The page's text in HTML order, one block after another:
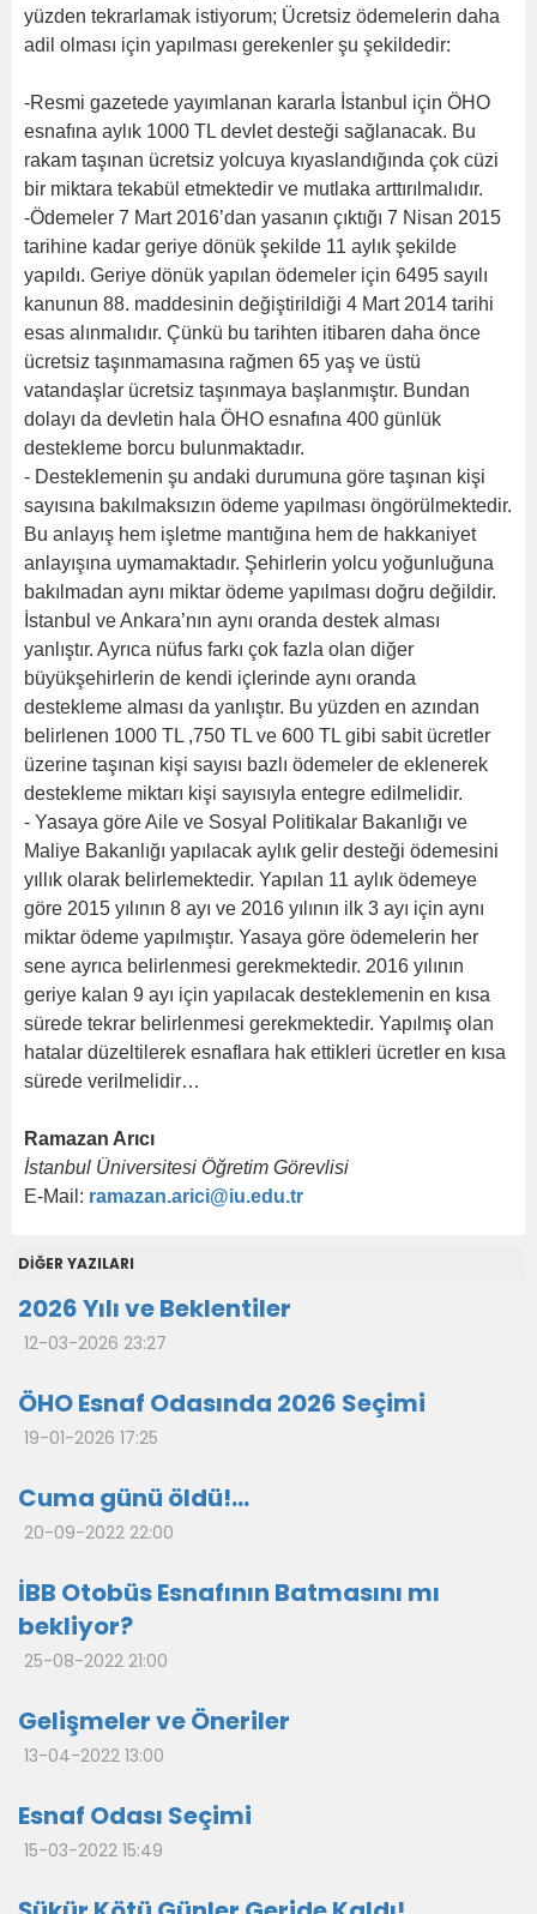
yüzden tekrarlamak istiyorum; Ücretsiz ödemelerin daha
adil olması için yapılması gerekenler şu şekildedir:
-Resmi gazetede yayımlanan kararla İstanbul için ÖHO
esnafına aylık 1000 TL devlet desteği sağlanacak. Bu
rakam taşınan ücretsiz yolcuya kıyaslandığında çok cüzi
bir miktara tekabül etmektedir ve mutlaka arttırılmalıdır.
-Ödemeler 7 Mart 2016’dan yasanın çıktığı 7 Nisan 2015
tarihine kadar geriye dönük şekilde 11 aylık şekilde
yapıldı. Geriye dönük yapılan ödemeler için 6495 sayılı
kanunun 88. maddesinin değiştirildiği 4 Mart 2014 tarihi
esas alınmalıdır. Çünkü bu tarihten itibaren daha önce
ücretsiz taşınmamasına rağmen 65 yaş ve üstü
vatandaşlar ücretsiz taşınmaya başlanmıştır. Bundan
dolayı da devletin hala ÖHO esnafına 400 günlük
destekleme borcu bulunmaktadır.
- Desteklemenin şu andaki durumuna göre taşınan kişi
sayısına bakılmaksızın ödeme yapılması öngörülmektedir.
Bu anlayış hem işletme mantığına hem de hakkaniyet
anlayışına uymamaktadır. Şehirlerin yolcu yoğunluğuna
bakılmadan aynı miktar ödeme yapılması doğru değildir.
İstanbul ve Ankara’nın aynı oranda destek alması
yanlıştır. Ayrıca nüfus farkı çok fazla olan diğer
büyükşehirlerin de kendi içlerinde aynı oranda
destekleme alması da yanlıştır. Bu yüzden en azından
belirlenen 1000 TL ,750 TL ve 600 TL gibi sabit ücretler
üzerine taşınan kişi sayısı bazlı ödemeler de eklenerek
destekleme miktarı kişi sayısıyla entegre edilmelidir.
- Yasaya göre Aile ve Sosyal Politikalar Bakanlığı ve
Maliye Bakanlığı yapılacak aylık gelir desteği ödemesini
yıllık olarak belirlemektedir. Yapılan 11 aylık ödemeye
göre 2015 yılının 8 ayı ve 2016 yılının ilk 3 ayı için aynı
miktar ödeme yapılmıştır. Yasaya göre ödemelerin her
sene ayrıca belirlenmesi gerekmektedir. 2016 yılının
geriye kalan 9 ayı için yapılacak desteklemenin en kısa
sürede tekrar belirlenmesi gerekmektedir. Yapılmış olan
hatalar düzeltilerek esnaflara hak ettikleri ücretler en kısa
sürede verilmelidir…
Ramazan Arıcı
İstanbul Üniversitesi Öğretim Görevlisi
E-Mail: ramazan.arici@iu.edu.tr
DİĞER YAZILARI
2026 Yılı ve Beklentiler
12-03-2026 23:27
ÖHO Esnaf Odasında 2026 Seçimi
19-01-2026 17:25
Cuma günü öldü!...
20-09-2022 22:00
İBB Otobüs Esnafının Batmasını mı
bekliyor?
25-08-2022 21:00
Gelişmeler ve Öneriler
13-04-2022 13:00
Esnaf Odası Seçimi
15-03-2022 15:49